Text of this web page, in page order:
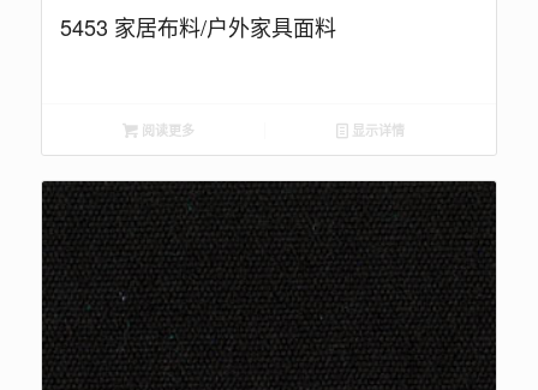
5453 家居布料/户外家具面料
阅读更多 显示详情